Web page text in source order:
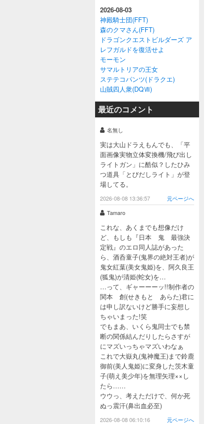
2026-08-03
神殿騎士団(FFT)
森のクマさん(FFT)
ドラゴンクエストビルダーズ ア
レフガルドを復活せよ
モーモン
サマルトリアの王女
ステテコパンツ(ドラクエ)
山賊四人衆(DQⅦ)
最近のコメント
名無し
実は大山ドラえもんでも、「平
面画像実物立体変換機/飛び出し
ライトガン」に酷似？したひみ
つ道具「とびだしライト」が登
場してる。
2026-08-08 13:36:57
元ページへ
Tamaro
これな、あくまでも想像だけ
ど、もしも『日本 鬼 最強決
定戦』のエロ同人誌があった
ら、酒呑童子(鬼界の絶対王者)が
鬼女紅葉(美女鬼姫)を、阿久良王
(狐鬼)が清姫(蛇女)を…
…って、ギャーーーッ!!制作者の
関本 創(せきもと あらた)君に
は申し訳ないけど勝手に妄想し
ちゃいまった!笑
でもまあ、いくら鬼同士でも禁
断の関係結んだりしたらさすが
にマズいっちゃマズいわなぁ
これで大嶽丸(鬼神魔王)まで鈴鹿
御前(美人鬼姫)に変身した茨木童
子(萌え美少年)を無理矢理××し
たら……
ウウっ、考えただけで、何か死
ぬっ震汗(鼻出血必至)
2026-08-08 06:10:16
元ページへ